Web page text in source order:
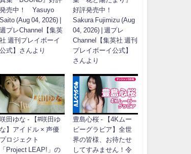
発売中！ Yasuyo
Saito (Aug 04, 2026) |
週プレChannel【集英
社 週刊プレイボーイ
公式】さんより
好評発売中！
Sakura Fujimizu (Aug
04, 2026) | 週プレ
Channel【集英社 週刊
プレイボーイ公式】
さんより
咲田ゆな - 【#咲田ゆ
な】アイドル × 声優
プロジェクト
「Project LEAP!」の
豊島心桜 - 【4Kムー
ビーグラビア】全世
界の皆様、お待たせ
してすみません！令